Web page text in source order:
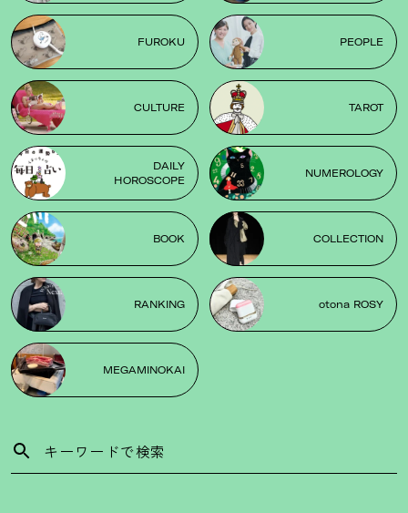
FUROKU PEOPLE
CULTURE TAROT
DAILY
HOROSCOPE
NUMEROLOGY
BOOK COLLECTION
RANKING otona ROSY
MEGAMINOKAI